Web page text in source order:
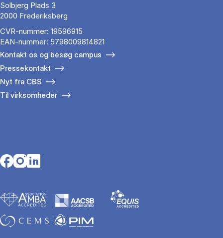
Solbjerg Plads 3
2000 Frederiksberg
CVR-nummer: 19596915
EAN-nummer: 5798009814821
Kontakt os og besøg campus
Pressekontakt
Nyt fra CBS
Til virksomheder
Opens in a new tab
Opens in a new tab
Opens in a new tab